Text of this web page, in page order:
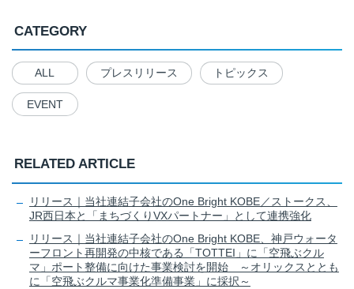
CATEGORY
ALL プレスリリース トピックス
EVENT
RELATED ARTICLE
リリース｜当社連結子会社のOne Bright KOBE／ストークス、
JR西日本と「まちづくりVXパートナー」として連携強化
リリース｜当社連結子会社のOne Bright KOBE、神戸ウォータ
ーフロント再開発の中核である「TOTTEI」に「空飛ぶクル
マ」ポート整備に向けた事業検討を開始 ～オリックスととも
に「空飛ぶクルマ事業化準備事業」に採択～